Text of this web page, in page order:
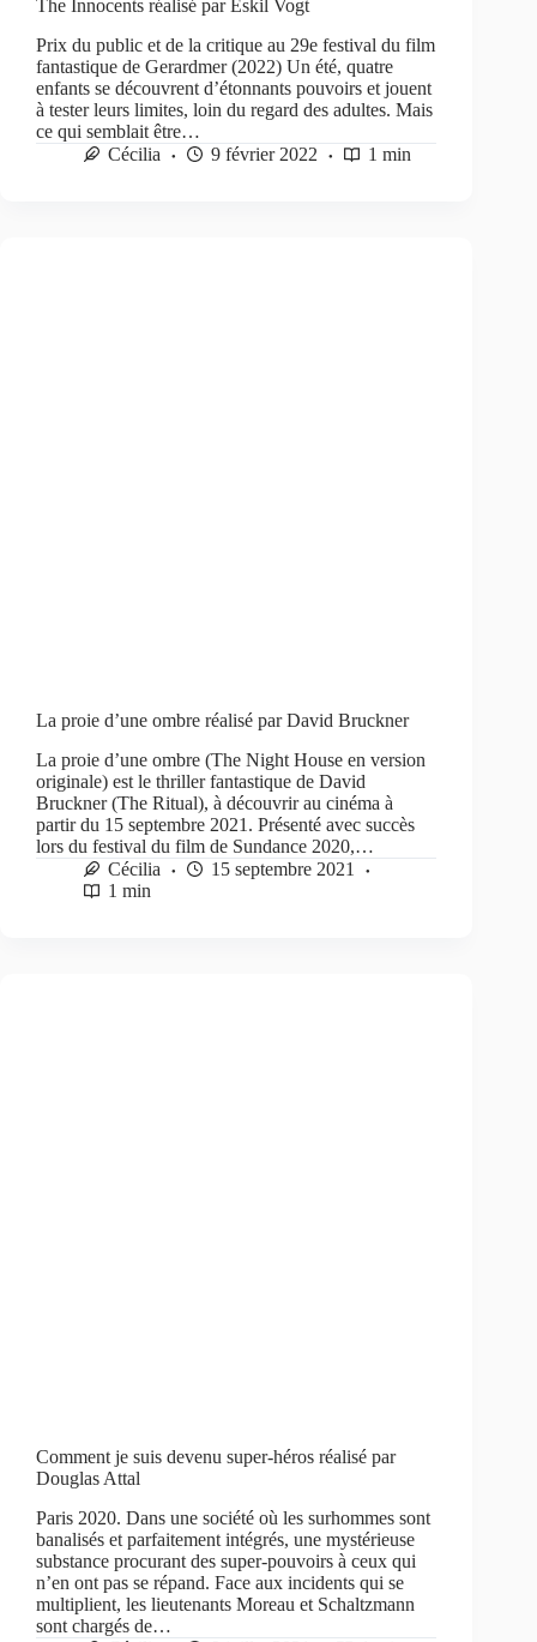
The Innocents réalisé par Eskil Vogt
Prix du public et de la critique au 29e festival du film
fantastique de Gerardmer (2022) Un été, quatre
enfants se découvrent d’étonnants pouvoirs et jouent
à tester leurs limites, loin du regard des adultes. Mais
ce qui semblait être…
Cécilia
9 février 2022 1 min
La proie d’une ombre réalisé par David Bruckner
La proie d’une ombre (The Night House en version
originale) est le thriller fantastique de David
Bruckner (The Ritual), à découvrir au cinéma à
partir du 15 septembre 2021. Présenté avec succès
lors du festival du film de Sundance 2020,…
Cécilia
15 septembre 2021
1 min
Comment je suis devenu super-héros réalisé par
Douglas Attal
Paris 2020. Dans une société où les surhommes sont
banalisés et parfaitement intégrés, une mystérieuse
substance procurant des super-pouvoirs à ceux qui
n’en ont pas se répand. Face aux incidents qui se
multiplient, les lieutenants Moreau et Schaltzmann
sont chargés de…